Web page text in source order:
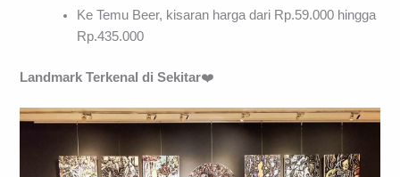
Ke Temu Beer, kisaran harga dari Rp.59.000 hingga
Rp.435.000
Landmark Terkenal di Sekitar❤️